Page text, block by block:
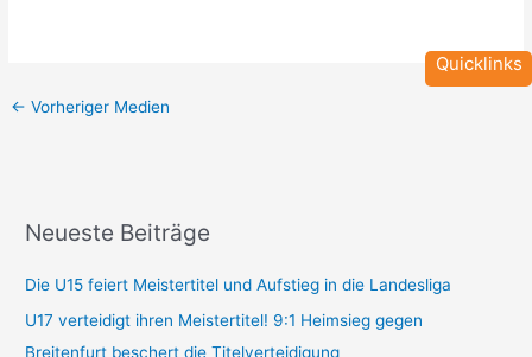
← Vorheriger Medien
Neueste Beiträge
Die U15 feiert Meistertitel und Aufstieg in die Landesliga
U17 verteidigt ihren Meistertitel! 9:1 Heimsieg gegen
Breitenfurt beschert die Titelverteidigung
T
m
Z
t
Quicklinks